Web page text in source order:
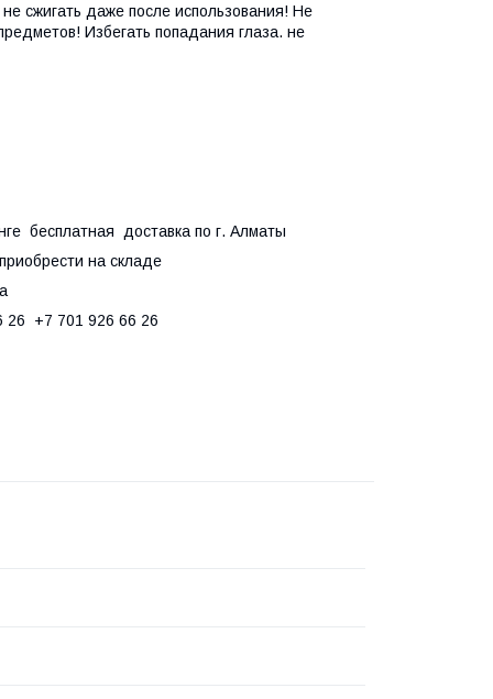
сжигать даже после использования! Не
Избегать попадания глаза. не
бесплатная доставка по г. Алматы
на складе
26 +7 701 926 66 26